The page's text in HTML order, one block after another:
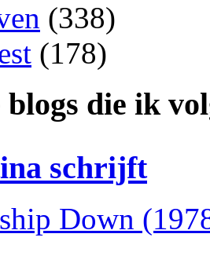
(338)
(178)
die ik
schrijft
Down